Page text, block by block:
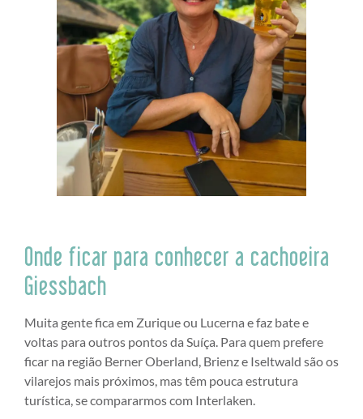
Onde ficar para conhecer a cachoeira
Giessbach
Muita gente fica em Zurique ou Lucerna e faz bate e
voltas para outros pontos da Suíça. Para quem prefere
ficar na região Berner Oberland, Brienz e Iseltwald são os
vilarejos mais próximos, mas têm pouca estrutura
turística, se compararmos com Interlaken.